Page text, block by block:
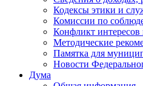
Кодексы этики и
Комиссии по
Конфликт
Методические
Памятка для
Новости
Дума